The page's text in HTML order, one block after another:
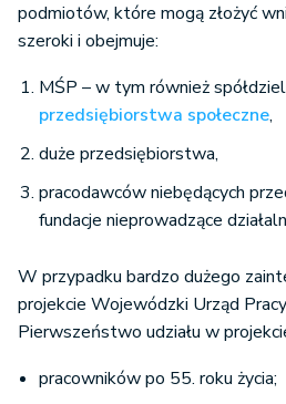
podmiotów, które mogą złożyć
szeroki i obejmuje:
MŚP – w tym również
przedsiębiorstwa społeczne,
duże przedsiębiorstwa,
pracodawców niebędących
fundacje nieprowadzące
W przypadku bardzo dużego
projekcie Wojewódzki Urząd
Pierwszeństwo udziału w
pracowników po 55. roku życia;